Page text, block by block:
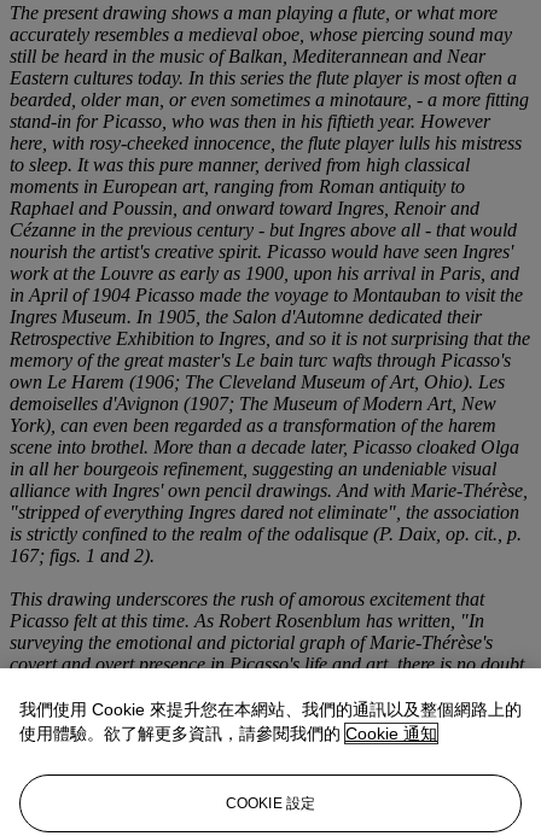
The present drawing shows a man playing a flute, or what more
accurately resembles a medieval oboe, whose piercing sound may
still be heard in the music of Balkan, Mediterannean and Near
Eastern cultures today. In this series the flute player is most often a
bearded, older man, or even sometimes a minotaure, - a more fitting
stand-in for Picasso, who was then in his fiftieth year. However
here, with rosy-cheeked innocence, the flute player lulls his mistress
to sleep. It was this pure manner, derived from high classical
moments in European art, ranging from Roman antiquity to
Raphael and Poussin, and onward toward Ingres, Renoir and
Cézanne in the previous century - but Ingres above all - that would
nourish the artist's creative spirit. Picasso would have seen Ingres'
work at the Louvre as early as 1900, upon his arrival in Paris, and
in April of 1904 Picasso made the voyage to Montauban to visit the
Ingres Museum. In 1905, the Salon d'Automne dedicated their
Retrospective Exhibition to Ingres, and so it is not surprising that the
memory of the great master's Le bain turc wafts through Picasso's
own Le Harem (1906; The Cleveland Museum of Art, Ohio). Les
demoiselles d'Avignon (1907; The Museum of Modern Art, New
York), can even been regarded as a transformation of the harem
scene into brothel. More than a decade later, Picasso cloaked Olga
in all her bourgeois refinement, suggesting an undeniable visual
alliance with Ingres' own pencil drawings. And with Marie-Thérèse,
"stripped of everything Ingres dared not eliminate", the association
is strictly confined to the realm of the odalisque (P. Daix, op. cit. , p.
167; figs. 1 and 2).
This drawing underscores the rush of amorous excitement that
Picasso felt at this time. As Robert Rosenblum has written, "In
surveying the emotional and pictorial graph of Marie-Thérèse's
covert and overt presence in Picasso's life and art, there is no doubt
year of rapturous masterpieces that reach a new and unfamiliar
summit in both his painting and sculpture" (inPicasso and
, exh. cat., The Museum of Modern Art, New York, 1996,
p. 361).
(fig. 1) Jean-Auguste-Dominique Ingres,
我們使用 Cookie 來提升您在本網站、我們的通訊以及整個網路上的
使用體驗。欲了解更多資訊，請參閱我們的 Cookie 通知
COOKIE 設定